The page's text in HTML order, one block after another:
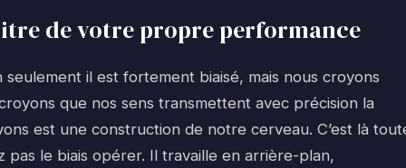
de votre propre performance
il est fortement biaisé, mais nous croyons
que nos sens transmettent avec précision la
est une construction de notre cerveau. C’est là
pas le biais opérer. Il travaille en arrière-plan,